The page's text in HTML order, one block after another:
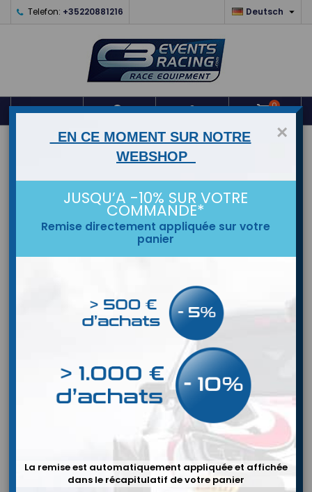
Telefon: +35220881216 Deutsch 
   shopping_cart0
STARTSEITE
MARKEN
×
EN CE MOMENT SUR NOTRE
WEBSHOP
JUSQU’A -10% SUR VOTRE
COMMANDE*
Remise directement appliquée sur votre
panier
La remise est automatiquement appliquée et affichée
dans le récapitulatif de votre panier